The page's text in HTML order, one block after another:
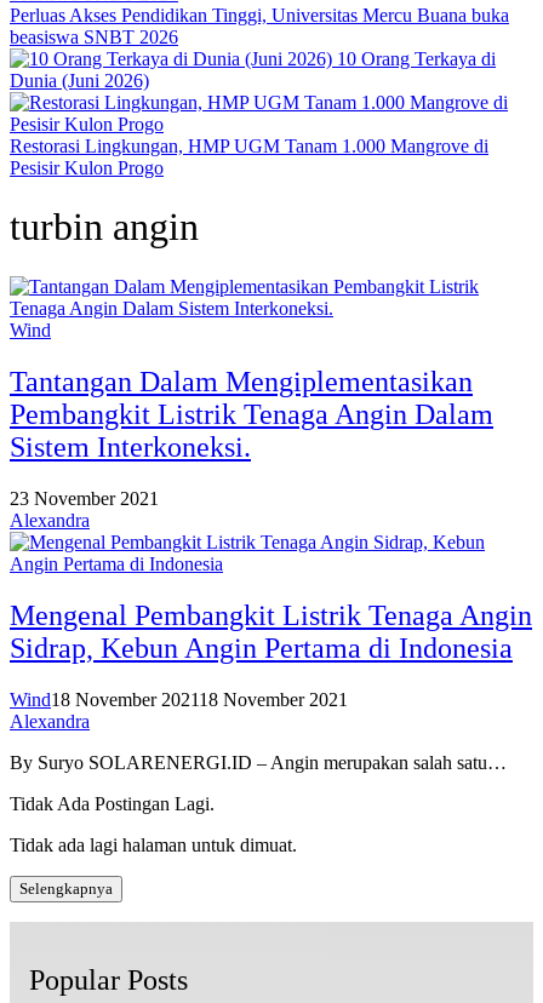
Perluas Akses Pendidikan Tinggi, Universitas Mercu Buana buka
beasiswa SNBT 2026
10 Orang Terkaya di
Dunia (Juni 2026)
Restorasi Lingkungan, HMP UGM Tanam 1.000 Mangrove di
Pesisir Kulon Progo
turbin angin
Wind
Tantangan Dalam Mengiplementasikan
Pembangkit Listrik Tenaga Angin Dalam
Sistem Interkoneksi.
23 November 2021
Alexandra
Mengenal Pembangkit Listrik Tenaga Angin
Sidrap, Kebun Angin Pertama di Indonesia
Wind18 November 202118 November 2021
Alexandra
By Suryo SOLARENERGI.ID – Angin merupakan salah satu…
Tidak Ada Postingan Lagi.
Tidak ada lagi halaman untuk dimuat.
Selengkapnya
Popular Posts